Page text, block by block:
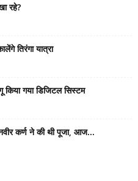
रहे?
तिरंगा यात्रा
किया गया डिजिटल सिस्टम
कर्ण ने की थी पूजा, आज...